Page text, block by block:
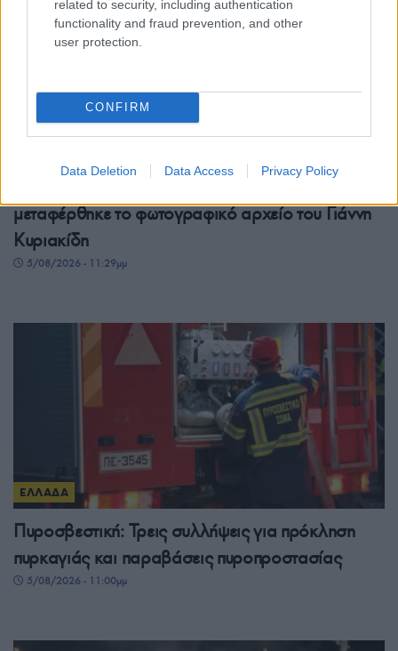
related to security, including authentication
functionality and fraud prevention, and other
user protection.
CONFIRM
Data Deletion Data Access Privacy Policy
μεταφέρθηκε το φωτογραφικό αρχείο του Γιάννη
Κυριακίδη
5/08/2026 - 11:29μμ
ΕΛΛΑΔΑ
Πυροσβεστική: Τρεις συλλήψεις για πρόκληση
πυρκαγιάς και παραβάσεις πυροπροστασίας
5/08/2026 - 11:00μμ